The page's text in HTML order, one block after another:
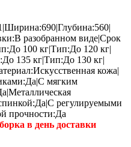
разобранном виде|Срок
100 кг|Тип:До 120 кг|
135 кг|Тип:До 130 кг|
кожа|
мягким
регулируемыми
прочности:Да
в день доставки